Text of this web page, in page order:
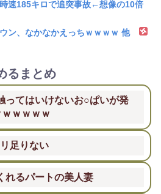
時速185キロで追突事故←想像の10倍
ン、なかなかえっちｗｗｗｗ 他
るまとめ
ってはいけないお○ぱいが発
ｗｗｗｗ
足りない
れるパートの美人妻